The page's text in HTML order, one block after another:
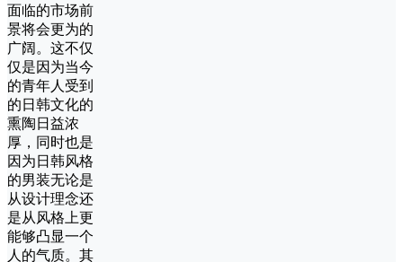
面临的市场前
景将会更为的
广阔。这不仅
仅是因为当今
的青年人受到
的日韩文化的
熏陶日益浓
厚，同时也是
因为日韩风格
的男装无论是
从设计理念还
是从风格上更
能够凸显一个
人的气质。其